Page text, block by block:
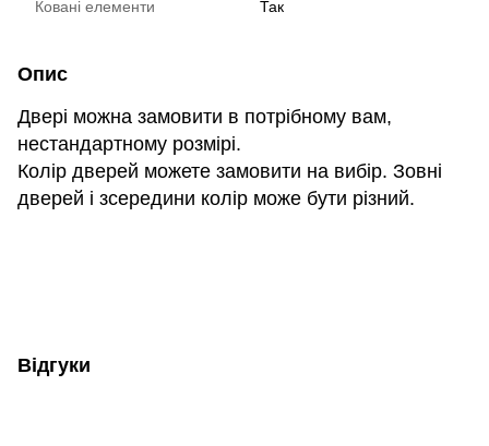
Ковані елементи Так
Опис
Двері можна замовити в потрібному вам,
нестандартному розмірі.
Колір дверей можете замовити на вибір. Зовні
дверей і зсередини колір може бути різний.
Відгуки